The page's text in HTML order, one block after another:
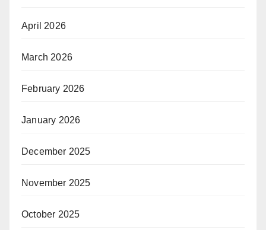
April 2026
March 2026
February 2026
January 2026
December 2025
November 2025
October 2025